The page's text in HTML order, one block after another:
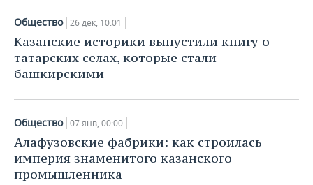
Общество 26 дек, 10:01
Казанские историки выпустили книгу о
татарских селах, которые стали
башкирскими
Общество 07 янв, 00:00
Алафузовские фабрики: как строилась
империя знаменитого казанского
промышленника